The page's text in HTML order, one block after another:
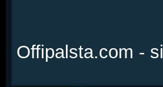
Offipalsta.com -